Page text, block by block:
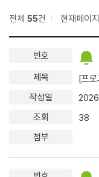
전체 55건 현재페이지
[프
38